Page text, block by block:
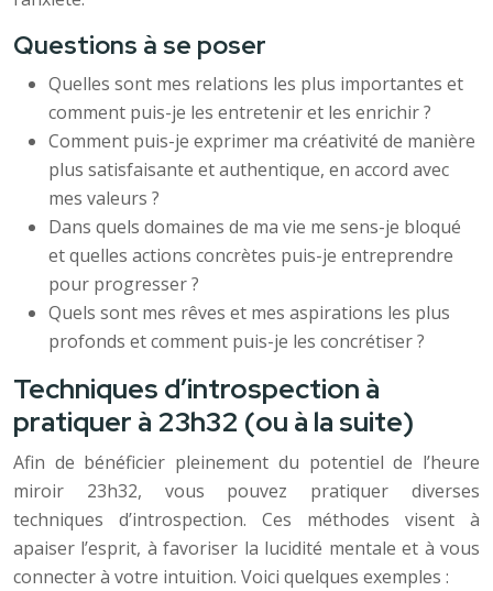
Questions à se poser
Quelles sont mes relations les plus importantes et
comment puis-je les entretenir et les enrichir ?
Comment puis-je exprimer ma créativité de manière
plus satisfaisante et authentique, en accord avec
mes valeurs ?
Dans quels domaines de ma vie me sens-je bloqué
et quelles actions concrètes puis-je entreprendre
pour progresser ?
Quels sont mes rêves et mes aspirations les plus
profonds et comment puis-je les concrétiser ?
Techniques d’introspection à
pratiquer à 23h32 (ou à la suite)
Afin de bénéficier pleinement du potentiel de l’heure
miroir 23h32, vous pouvez pratiquer diverses
techniques d’introspection. Ces méthodes visent à
apaiser l’esprit, à favoriser la lucidité mentale et à vous
connecter à votre intuition. Voici quelques exemples :